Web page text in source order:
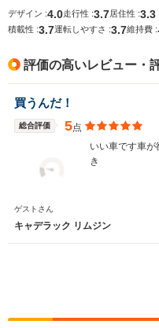
サイズ
(全長x全幅x全高)
WLTCモード
1.94m～
5.34m～
デザイン :4.0走行性 :3.7 居住性 :3.3
積載性 :3.7運転しやすさ :3.7維持費 :
評価の高いレビュー・
買うんだ！
総合評価 5点
いい車です車
き
ゲストさん
キャデラック リムジン